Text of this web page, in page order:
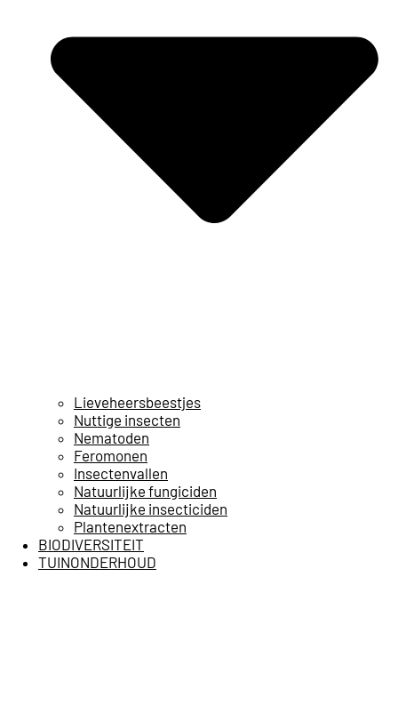
Lieveheersbeestjes
Nuttige insecten
Nematoden
Feromonen
Insectenvallen
Natuurlijke fungiciden
Natuurlijke insecticiden
Plantenextracten
BIODIVERSITEIT
TUINONDERHOUD